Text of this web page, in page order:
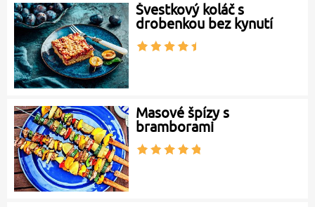
Švestkový koláč s
drobenkou bez kynutí
Masové špízy s
bramborami